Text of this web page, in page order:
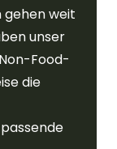
gehen weit
unser
Food-
die